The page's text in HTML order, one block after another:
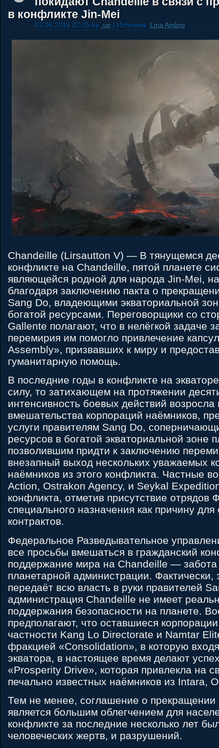
в конфликте Jin-Mei
03.06.2016 02:05 by .up | Источник: Lina Ambre
Chandeille (Lirsautton V) — В тянущемся
конфликте на Chandeille, пятой планете
являющейся родной для народа Jin-Mei,
благодаря заключению пакта о
Sang Do, владеющими экваториальной
богатой ресурсами. Переговорщики со
Gallente полагают, что в нелёгкой задаче
перемирия им помогло привлечение
Assembly», призвавших к миру и
гуманитарную помощь.
В последние годы в конфликте на
силу, то затихающем на протяжении
интенсивность боевых действий возросла
вмешательства корпораций наёмников,
услуги правителям Sang Do,
ресурсов в богатой экваториальной зоне
позволившим придти к заключению
внезапный выход нескольких уважаемых
наёмников из этого конфликта. Частные
Action, Ostrakon Agency, и Seykal
конфликта, отметив присутствие отрядов
специального назначения как причину
контрактов.
Федеральное Разведывательное
все просьбы вмешаться в гражданский
поддержание мира на Chandeille — забота
планетарной администрации. Фактически,
передаёт всю власть в руки правителей
администрация Chandeille не имеет
поддержания безопасности на планете.
предполагают, что оставшиеся
частности Kang Lo Directorate и Namtar
фракцией «Consolidation», в которую
экватора, в настоящее время делают
«Prosperity Drive», которая привлекла на
печально известных наёмников из Intara,
Тем не менее, соглашение о прекращении
является большим облегчением для
конфликте за последние несколько лет
человеческих жертв, и разрушений.